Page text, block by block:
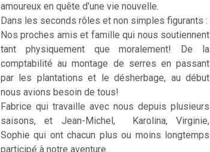
amoureux en quête d’une vie nouvelle.
Dans les seconds rôles et non simples figurants :
Nos proches amis et famille qui nous soutiennent
tant physiquement que moralement! De la
comptabilité au montage de serres en passant
par les plantations et le désherbage, au début
nous avions besoin de tous!
Fabrice qui travaille avec nous depuis plusieurs
saisons, et Jean-Michel, Karolina, Virginie,
Sophie qui ont chacun plus ou moins longtemps
participé à notre aventure.